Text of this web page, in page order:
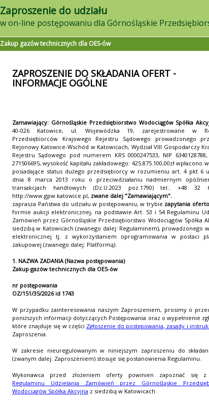
Zaproszenie do udziału
Zakup gazów technicznych dla OES-ów
ZAPROSZENIE DO SKŁADANIA OFERT -
INFORMACJE OGÓLNE
Zamawiający: Górnośląskie Przedsiębiorstwo Wodociągów Spółka
40-026 Katowice, ul. Wojewódzka 19, zarejestrowane w
Przedsiębiorców Krajowego Rejestru Sądowego prowadzonego
Rejonowy Katowice-Wschód w Katowicach, Wydział VIII Gospodarczy
Rejestru Sądowego pod numerem KRS 0000247533, NIP 6340128788,
271506695, wysokość kapitału zakładowego: 425.875.100,00zł wpłacono
posiadające status dużego przedsiębiorcy w rozumieniu art. 4 pkt 6
dnia 8 marca 2013 roku o przeciwdziałaniu nadmiernym
transakcjach handlowych (Dz.U.2023 poz.1790) tel.: +48 32
http://www.gpw.katowice.pl, zwane dalej "Zamawiającym".
zaprasza Państwa do udziału w postępowaniu, w trybie zapytania
formie aukcji elektronicznej, na podstawie Art. 53 i 54 Regulaminu
Zamówień przez Górnośląskie Przedsiębiorstwo Wodociągów Spółka
siedzibą w Katowicach (zwanego dalej: Regulaminem), prowadzonego
elektronicznej tj. z wykorzystaniem oprogramowania w postaci
zakupowej (zwanego dalej: Platformą).
1. NAZWA ZADANIA (Nazwa postępowania)
Zakup gazów technicznych dla OES-ów
nr postępowania
OZ/151/35/2026 id 1743
W przypadku zainteresowania naszym Zaproszeniem, prosimy o
poniższych informacji dotyczących Postępowania oraz o wypełnienie
które znajduje się w części Zgłoszenie do postępowania, zasady i
Zaproszenia.
W zakresie nieuregulowanym w niniejszym zaproszeniu do
(zwanym dalej: Zaproszeniem) stosuje się postanowienia Regulaminu.
Wykonawca przed złożeniem oferty powinien zapoznać się z
Regulaminu Udzielania Zamówień przez Górnośląskie
Wodociągów Spółka Akcyjna z siedzibą w Katowicach.